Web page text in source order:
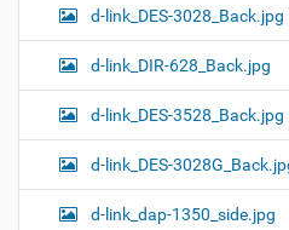
d-link_DES-3028_Back.jpg
d-link_DIR-628_Back.jpg
d-link_DES-3528_Back.jpg
d-link_DES-
d-link_dap-1350_side.jpg